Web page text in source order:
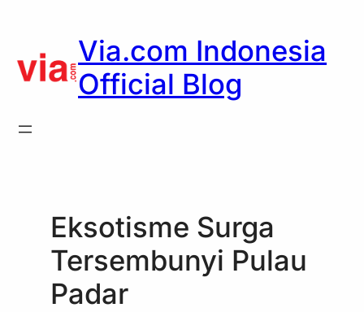
content
Via.com Indonesia
Official Blog
Eksotisme Surga
Tersembunyi Pulau
Padar